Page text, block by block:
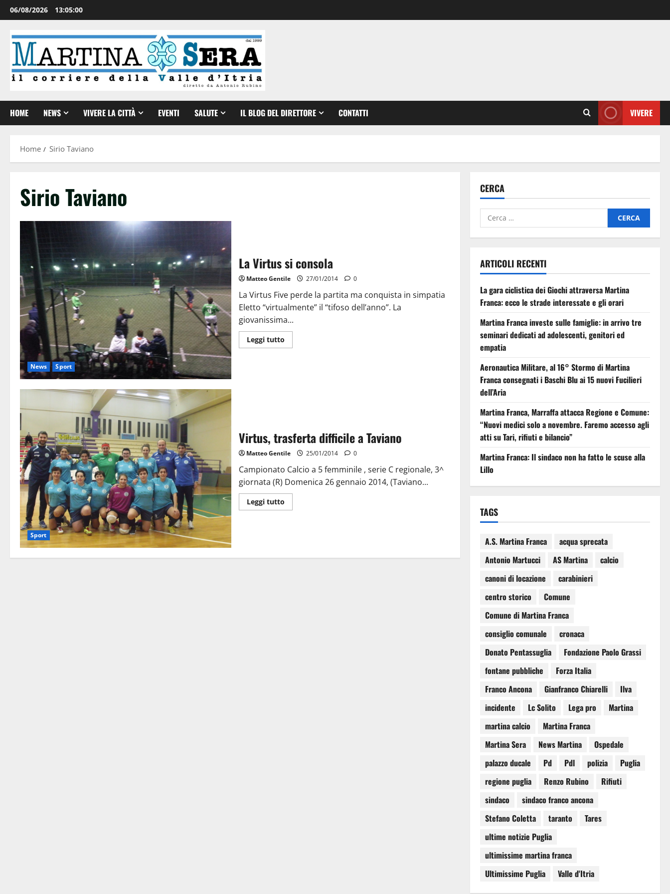
06/08/2026 13:05:01
HOME NEWS VIVERE LA CITTÀ EVENTI SALUTE IL BLOG DEL DIRETTORE CONTATTI VIVERE
Home Sirio Taviano
Sirio Taviano
News Sport
La Virtus si consola
Matteo Gentile 27/01/2014 0
La Virtus Five perde la partita ma conquista in simpatia
Eletto “virtualmente” il “tifoso dell’anno”. La
giovanissima...
Leggi tutto
Sport
Virtus, trasferta difficile a Taviano
Matteo Gentile 25/01/2014 0
Campionato Calcio a 5 femminile , serie C regionale, 3^
giornata (R) Domenica 26 gennaio 2014, (Taviano...
Leggi tutto
CERCA
ARTICOLI RECENTI
La gara ciclistica dei Giochi attraversa Martina
Franca: ecco le strade interessate e gli orari
Martina Franca investe sulle famiglie: in arrivo tre
seminari dedicati ad adolescenti, genitori ed
empatia
Aeronautica Militare, al 16° Stormo di Martina
Franca consegnati i Baschi Blu ai 15 nuovi Fucilieri
dell’Aria
Martina Franca, Marraffa attacca Regione e Comune:
“Nuovi medici solo a novembre. Faremo accesso agli
atti su Tari, rifiuti e bilancio”
Martina Franca: Il sindaco non ha fatto le scuse alla
Lillo
TAGS
A.S. Martina Franca
acqua sprecata
Antonio Martucci
AS Martina
calcio
canoni di locazione
carabinieri
centro storico
Comune
Comune di Martina Franca
consiglio comunale
cronaca
Donato Pentassuglia
Fondazione Paolo Grassi
fontane pubbliche
Forza Italia
Franco Ancona
Gianfranco Chiarelli
Ilva
incidente
Lc Solito Lega pro
Martina
martina calcio
Martina Franca
Martina Sera
News Martina
Ospedale
palazzo ducale
Pd Pdl polizia
Puglia
regione puglia
Renzo Rubino
Rifiuti
sindaco
sindaco franco ancona
Stefano Coletta
taranto
Tares
ultime notizie Puglia
ultimissime martina franca
Ultimissime Puglia
Valle d'Itria